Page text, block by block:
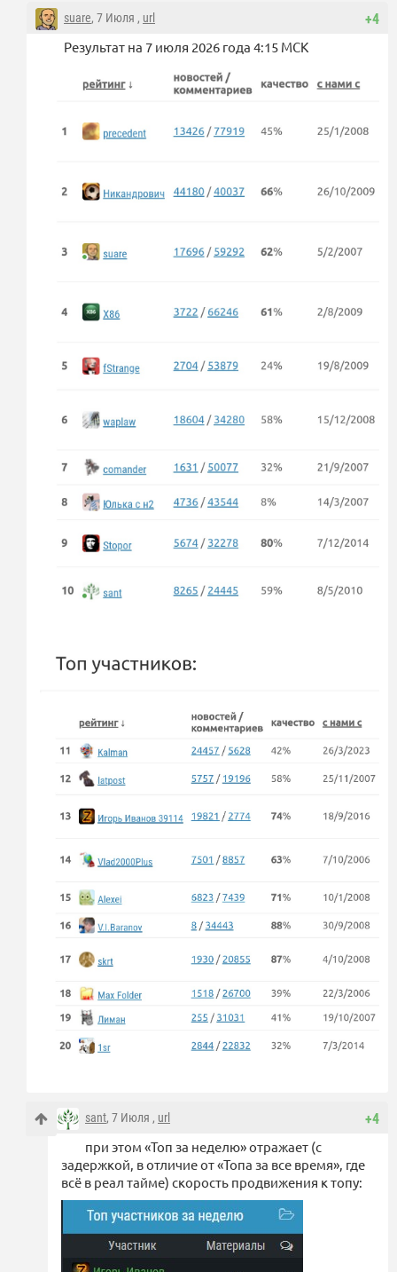
+4
suare, 7 Июля , url
Результат на 7 июля 2026 года 4:15 МСК
+4
sant, 7 Июля , url
при этом «Топ за неделю» отражает (с
задержкой, в отличие от «Топа за все время», где
всё в реал тайме) скорость продвижения к топу: